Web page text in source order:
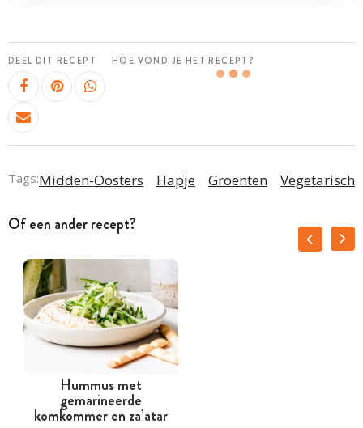
DEEL DIT RECEPT HOE VOND JE HET RECEPT?
Tags:Midden-Oosters Hapje Groenten Vegetarisch
Of een ander recept?
Hummus met
gemarineerde
komkommer en za’atar